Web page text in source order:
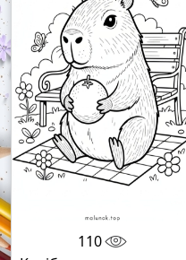
110